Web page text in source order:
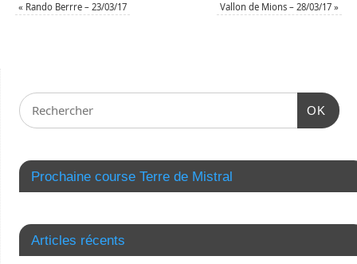
« Rando Berrre – 23/03/17 Vallon de Mions – 28/03/17»
OK
Prochaine course Terre de Mistral
Articles récents